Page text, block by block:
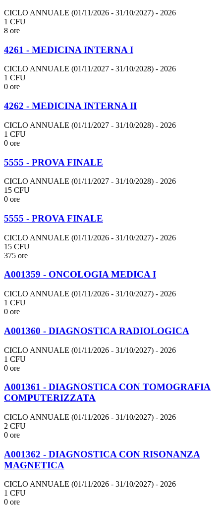
CICLO ANNUALE (01/11/2026 - 31/10/2027) - 2026
1 CFU
8 ore
4261 - MEDICINA INTERNA I
CICLO ANNUALE (01/11/2027 - 31/10/2028) - 2026
1 CFU
0 ore
4262 - MEDICINA INTERNA II
CICLO ANNUALE (01/11/2027 - 31/10/2028) - 2026
1 CFU
0 ore
5555 - PROVA FINALE
CICLO ANNUALE (01/11/2027 - 31/10/2028) - 2026
15 CFU
0 ore
5555 - PROVA FINALE
CICLO ANNUALE (01/11/2026 - 31/10/2027) - 2026
15 CFU
375 ore
A001359 - ONCOLOGIA MEDICA I
CICLO ANNUALE (01/11/2026 - 31/10/2027) - 2026
1 CFU
0 ore
A001360 - DIAGNOSTICA RADIOLOGICA
CICLO ANNUALE (01/11/2026 - 31/10/2027) - 2026
1 CFU
0 ore
A001361 - DIAGNOSTICA CON TOMOGRAFIA
COMPUTERIZZATA
CICLO ANNUALE (01/11/2026 - 31/10/2027) - 2026
2 CFU
0 ore
A001362 - DIAGNOSTICA CON RISONANZA
MAGNETICA
CICLO ANNUALE (01/11/2026 - 31/10/2027) - 2026
1 CFU
0 ore